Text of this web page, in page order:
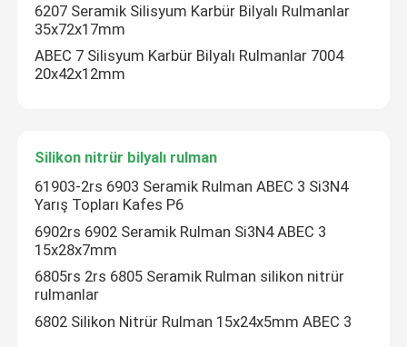
6207 Seramik Silisyum Karbür Bilyalı Rulmanlar
35x72x17mm
ABEC 7 Silisyum Karbür Bilyalı Rulmanlar 7004
20x42x12mm
Silikon nitrür bilyalı rulman
61903-2rs 6903 Seramik Rulman ABEC 3 Si3N4
Yarış Topları Kafes P6
6902rs 6902 Seramik Rulman Si3N4 ABEC 3
15x28x7mm
6805rs 2rs 6805 Seramik Rulman silikon nitrür
rulmanlar
6802 Silikon Nitrür Rulman 15x24x5mm ABEC 3